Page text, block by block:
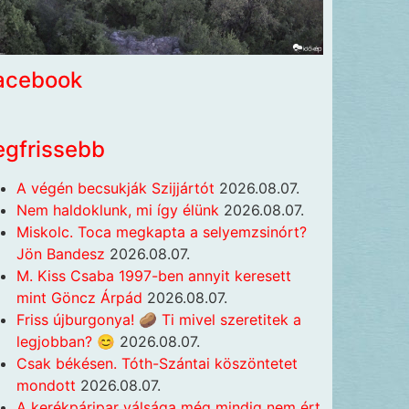
A végén becsukják Szijjártót 2026.08.07.
Nem haldoklunk, mi így élünk 2026.08.07.
Miskolc. Toca megkapta a selyemzsinórt?
Jön Bandesz 2026.08.07.
M. Kiss Csaba 1997-ben annyit keresett
mint Göncz Árpád 2026.08.07.
Friss újburgonya! 🥔 Ti mivel szeretitek a
legjobban? 😊 2026.08.07.
Csak békésen. Tóth-Szántai köszöntetet
mondott 2026.08.07.